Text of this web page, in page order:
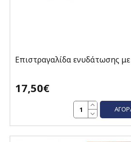
Επιστραγαλίδα ενυδάτωσης με
17,50€